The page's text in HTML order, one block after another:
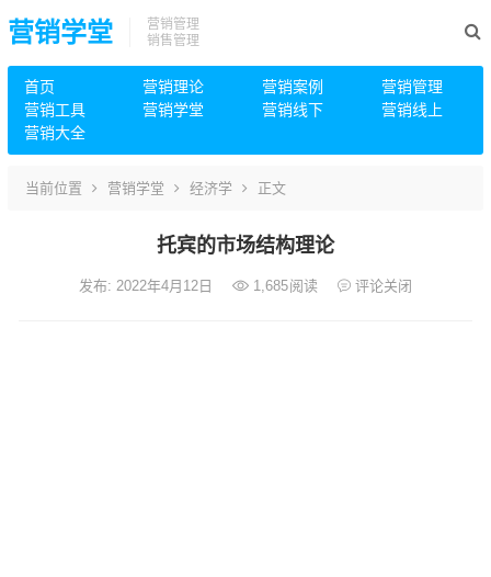
营销学堂
营销管理
销售管理
首页 营销理论 营销案例
营销管理
营销工具
营销学堂 营销线下
营销线上
营销大全
当前位置 营销学堂 经济学 正文
托宾的市场结构理论
发布: 2022年4月12日 1,685阅读 评论关闭